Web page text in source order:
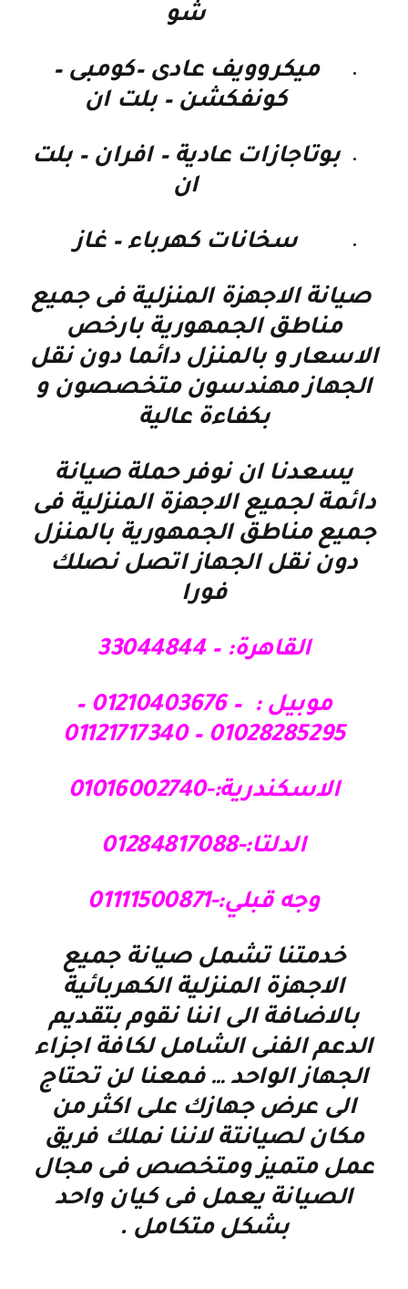
شو
ميكروويف عادى –كومبى –
كونفكشن – بلت ان
بوتاجازات عادية – افران – بلت
ان
سخانات كهرباء – غاز
صيانة الاجهزة المنزلية فى جميع
مناطق الجمهورية بارخص
الاسعار و بالمنزل دائما دون نقل
الجهاز مهندسون متخصصون و
بكفاءة عالية
يسعدنا ان نوفر حملة صيانة
دائمة لجميع الاجهزة المنزلية فى
جميع مناطق الجمهورية بالمنزل
دون نقل الجهاز اتصل نصلك
فورا
القاهرة: – 33044844
موبيل : – 01210403676 –
01028285295 – 01121717340
الاسكندرية:-01016002740
الدلتا:-01284817088
وجه قبلي:-01111500871
خدمتنا تشمل صيانة جميع
الاجهزة المنزلية الكهربائية
بالاضافة الى اننا نقوم بتقديم
الدعم الفنى الشامل لكافة اجزاء
الجهاز الواحد … فمعنا لن تحتاج
الى عرض جهازك على اكثر من
مكان لصيانتة لاننا نملك فريق
عمل متميز ومتخصص فى مجال
الصيانة يعمل فى كيان واحد
بشكل متكامل .